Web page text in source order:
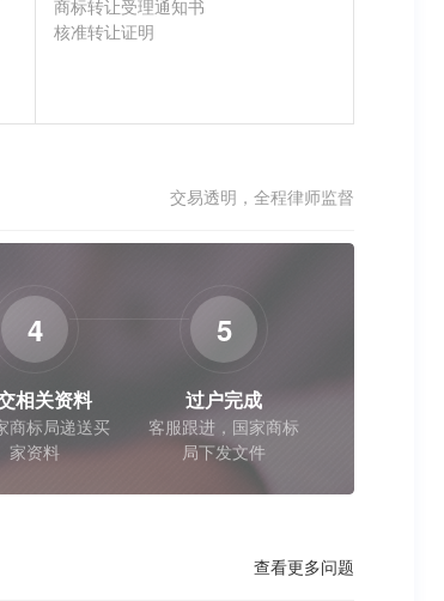
商标转让受理通知书
核准转让证明
交易透明，全程律师监督
4
相关资料
商标局递送买
家资料
5
过户完成
客服跟进，国家商标
局下发文件
查看更多问题